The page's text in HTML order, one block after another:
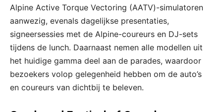
Alpine Active Torque Vectoring (AATV)-simulatoren
aanwezig, evenals dagelijkse presentaties,
signeersessies met de Alpine-coureurs en DJ-sets
tijdens de lunch. Daarnaast nemen alle modellen uit
het huidige gamma deel aan de parades, waardoor
bezoekers volop gelegenheid hebben om de auto’s
en coureurs van dichtbij te beleven.